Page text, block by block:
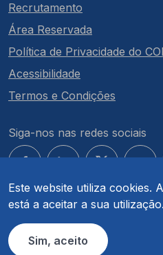
Este website utiliza cookies.
está a aceitar a sua utilização.
Sim, aceito
Recrutamento
Área Reservada
Política de Privacidade do
Acessibilidade
Termos e Condições
Siga-nos nas redes sociais
© COMPETE 2030. Todos os